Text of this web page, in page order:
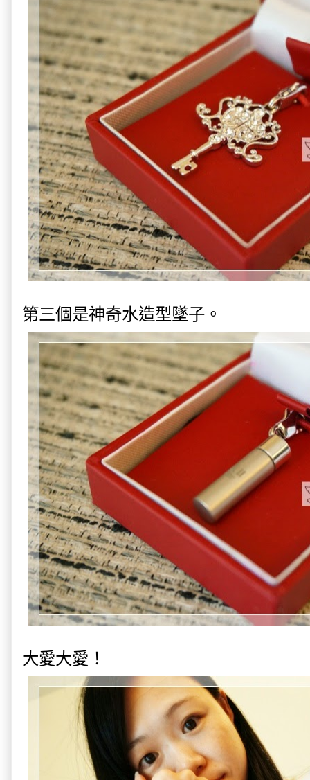
第三個是神奇水造型墜子。
大愛大愛！